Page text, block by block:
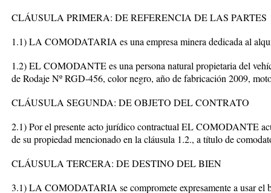
CLÁUSULA PRIMERA: DE REFERENCIA DE LAS PARTES
1.1) LA COMODATARIA es una empresa minera dedicada al
1.2) EL COMODANTE es una persona natural propietaria del
de Rodaje Nº RGD-456, color negro, año de fabricación 2009,
CLÁUSULA SEGUNDA: DE OBJETO DEL CONTRATO
2.1) Por el presente acto jurídico contractual EL COMODANTE
de su propiedad mencionado en la cláusula 1.2., a título de
CLÁUSULA TERCERA: DE DESTINO DEL BIEN
3.1) LA COMODATARIA se compromete expresamente a usar el